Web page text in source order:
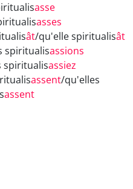
asse
asses
ât/qu'elle spiritualisât
spiritualisassions
spiritualisassiez
assent/qu'elles
assent